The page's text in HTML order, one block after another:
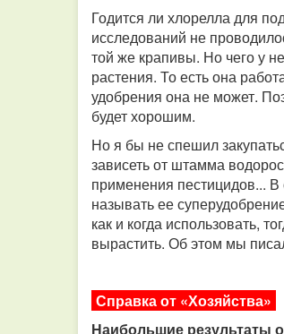
Годится ли хлорелла для
исследований не
той же крапивы. Но чего у
растения. То есть она
удобрения она не может.
будет хорошим.
Но я бы не спешил
зависеть от штамма
применения пестицидов...
называть ее
как и когда использовать,
вырастить. Об этом мы
Справка от «Хозяйства»
Наибольшие результаты